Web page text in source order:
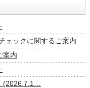
ェックに関するご案内…
案内
(2026.7.1…